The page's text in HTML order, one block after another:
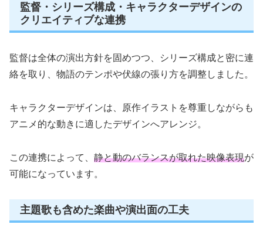
監督・シリーズ構成・キャラクターデザインの
クリエイティブな連携
監督は全体の演出方針を固めつつ、シリーズ構成と密に連
絡を取り、物語のテンポや伏線の張り方を調整しました。
キャラクターデザインは、原作イラストを尊重しながらも
アニメ的な動きに適したデザインへアレンジ。
この連携によって、 静と動のバランスが取れた映像表現が
可能になっています。
主題歌も含めた楽曲や演出面の工夫